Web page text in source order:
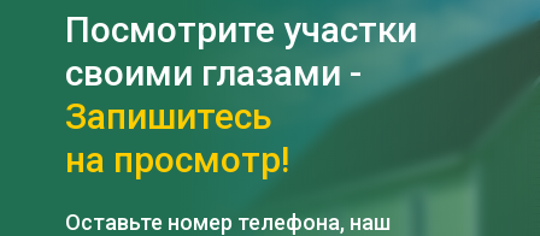
Оставьте номер телефона, наш
Посмотрите участки
своими глазами -
Запишитесь
на просмотр!